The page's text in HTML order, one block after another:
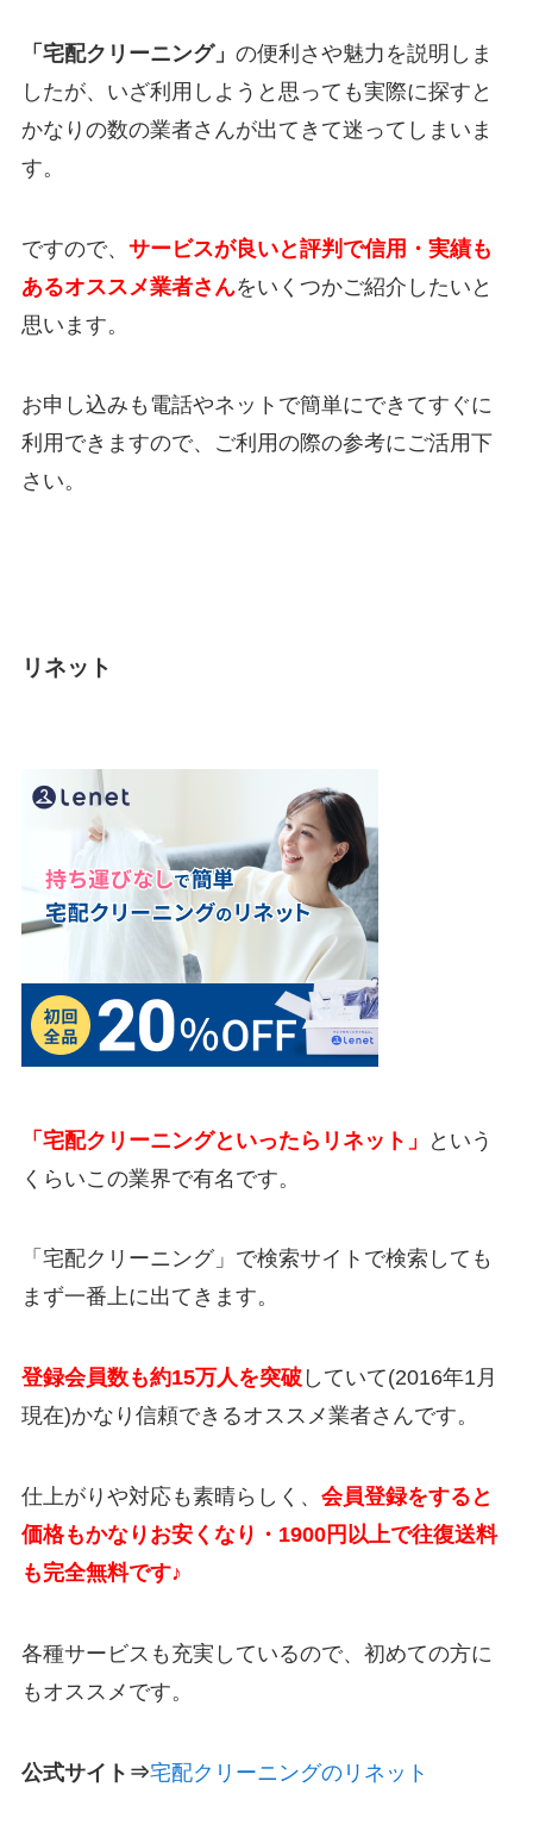
「宅配クリーニング」 の便利さや魅力を説明しま
したが、いざ利用しようと思っても実際に探すと
かなりの数の業者さんが出てきて迷ってしまいま
す。
ですので、 サービスが良いと評判で信用・実績も
あるオススメ業者さんをいくつかご紹介したいと
思います。
お申し込みも電話やネットで簡単にできてすぐに
利用できますので、ご利用の際の参考にご活用下
さい。
リネット
「宅配クリーニングといったらリネット」
という
くらいこの業界で有名です。
「宅配クリーニング」で検索サイトで検索しても
まず一番上に出てきます。
登録会員数も約15万人を突破していて(2016年1月
現在)かなり信頼できるオススメ業者さんです。
仕上がりや対応も素晴らしく、 会員登録をすると
価格もかなりお安くなり・1900円以上で往復送料
も完全無料です♪
各種サービスも充実しているので、初めての方に
もオススメです。
公式サイト⇒宅配クリーニングのリネット